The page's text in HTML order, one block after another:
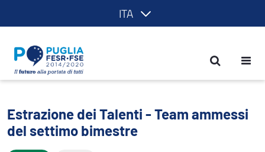
ITA
Estrazione dei Talenti - Team
Estrazione dei Talenti - Team ammessi
del settimo bimestre